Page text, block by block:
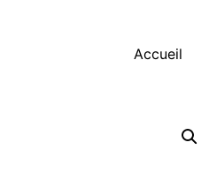
Accueil